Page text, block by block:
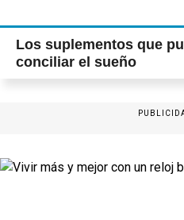
Los suplementos que
conciliar el sueño